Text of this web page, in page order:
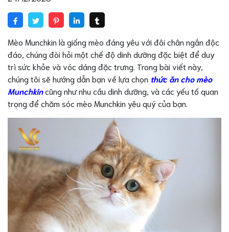
Mèo Munchkin là giống mèo đáng yêu với đôi chân ngắn độc
đáo, chúng đòi hỏi một chế độ dinh dưỡng đặc biệt để duy
trì sức khỏe và vóc dáng đặc trưng. Trong bài viết này,
chúng tôi sẽ hướng dẫn bạn về lựa chọn thức ăn cho mèo
Munchkincũng như nhu cầu dinh dưỡng, và các yếu tố quan
trọng để chăm sóc mèo Munchkin yêu quý của bạn.